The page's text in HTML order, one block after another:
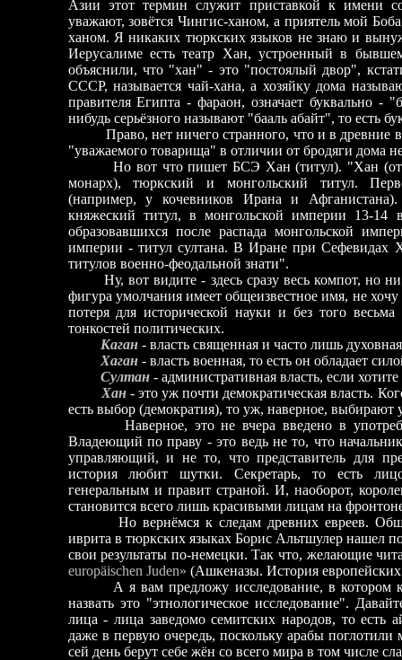
Азии этот термин служит приставкой к имени
уважают, зовётся Чингис-ханом, а приятель мой
ханом. Я никаких тюркских языков не знаю и
Иерусалиме есть театр Хан, устроенный в
объяснили, что "хан" - это "постоялый двор",
СССР, называется чай-хана, а хозяйку дома
правителя Египта - фараон, означает буквально -
нибудь серьёзного называют "бааль абайт", то есть
Право, нет ничего странного, что и в древние
"уважаемого товарища" в отличии от бродяги дома
Но вот что пишет БСЭ Хан (титул). "Хан (от
монарх), тюркский и монгольский титул.
(например, у кочевников Ирана и
княжеский титул, в монгольской империи 13-14
образовавшихся после распада монгольской
империи - титул султана. В Иране при Сефевидах
титулов военно-феодальной знати".
Ну, вот видите - здесь сразу весь компот, но ни
фигура умолчания имеет общеизвестное имя, не
потеря для исторической науки и без того
тонкостей политических.
Каган- власть священная и часто лишь
Хаган- власть военная, то есть он обладает
Султан- административная власть, если
Хан- это уж почти демократическая власть.
есть выбор (демократия), то уж, наверное, выбирают
Наверное, это не вчера введено в
Владеющий по праву - это ведь не то, что
управляющий, и не то, что представитель для
история любит шутки. Секретарь, то есть лицо
генеральным и правит страной. И, наоборот,
становится всего лишь красивыми лицам на
Но вернёмся к следам древних евреев. Общее
иврита в тюркских языках Борис Альтшулер нашел
свои результаты по-немецки. Так что, желающие
europäischen Juden» (Ашкеназы. История
А я вам предложу исследование, в котором
назвать это "этнологическое исследование".
лица - лица заведомо семитских народов, то есть
даже в первую очередь, поскольку арабы
сей день берут себе жён со всего мира в том числе